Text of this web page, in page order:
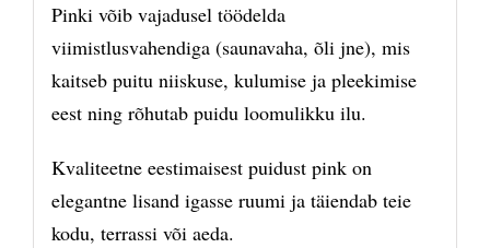
Pinki võib vajadusel töödelda
viimistlusvahendiga (saunavaha, õli jne), mis
kaitseb puitu niiskuse, kulumise ja pleekimise
eest ning rõhutab puidu loomulikku ilu.
Kvaliteetne eestimaisest puidust pink on
elegantne lisand igasse ruumi ja täiendab teie
kodu, terrassi või aeda.